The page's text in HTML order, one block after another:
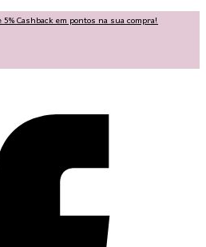
Cashback em pontos na sua compra!